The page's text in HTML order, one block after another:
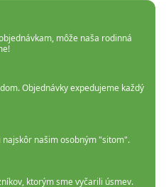
môže naša rodinná
Objednávky expedujeme každý
najskôr našim osobným "sitom".
ktorým sme vyčarili úsmev.